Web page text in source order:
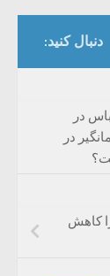
دنبال کنید:
در
در
کاهش